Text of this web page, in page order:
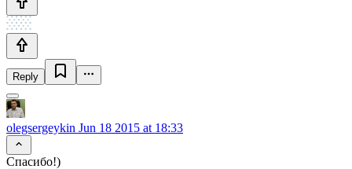
Reply
olegsergeykin Jun 18 2015 at 18:33
Спасибо!)